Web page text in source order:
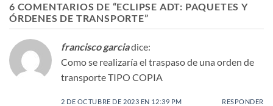
6 COMENTARIOS DE “ECLIPSE ADT: PAQUETES Y
ÓRDENES DE TRANSPORTE”
francisco garciadice:
Como se realizaría el traspaso de una orden de
transporte TIPO COPIA
2 DE OCTUBRE DE 2023 EN 12:39 PM RESPONDER